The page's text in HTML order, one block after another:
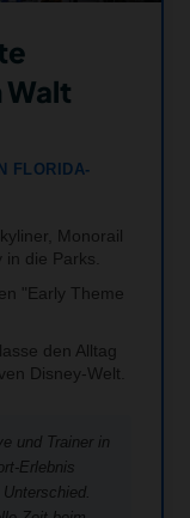
Walt
FLORIDA-
Monorail
die Parks.
"Early Theme
den Alltag
Disney-Welt.
und Trainer in
Erlebnis